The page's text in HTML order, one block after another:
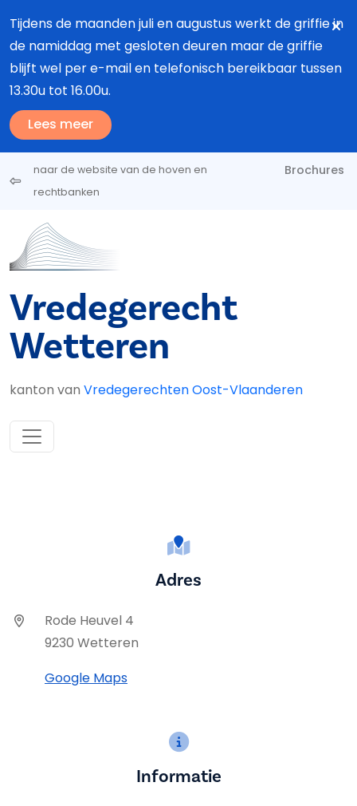
Tijdens de maanden juli en augustus werkt de griffie in
de namiddag met gesloten deuren maar de griffie
blijft wel per e-mail en telefonisch bereikbaar tussen
13.30u tot 16.00u.
Lees meer
naar de website van de hoven en
rechtbanken
Brochures
Vredegerecht
Wetteren
kanton van Vredegerechten Oost-Vlaanderen
Adres
Rode Heuvel 4
9230 Wetteren
Google Maps
Informatie